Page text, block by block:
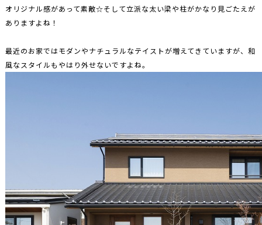
オリジナル感があって素敵☆そして立派な太い梁や柱がかなり見ごたえが
ありますよね！
最近のお家ではモダンやナチュラルなテイストが増えてきていますが、和
風なスタイルもやはり外せないですよね。